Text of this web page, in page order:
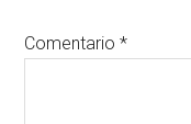
Comentario*